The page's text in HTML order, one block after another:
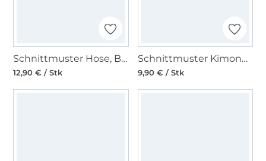
Schnittmuster Hose, Burda 6138
12,90 € / Stk
Schnittmuster Kimono, Burda 6161
9,90 € / Stk